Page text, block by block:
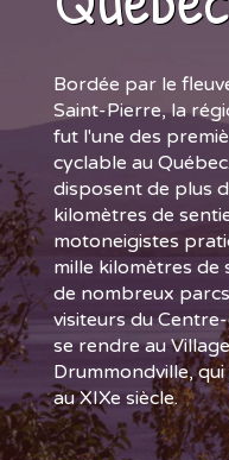
Bordée par le
Saint-Pierre, la
fut l'une des
cyclable au
disposent de plus
kilomètres de
motoneigistes
mille kilomètres de
de nombreux
visiteurs du
se rendre au
Drummondville,
au XIXe siècle.